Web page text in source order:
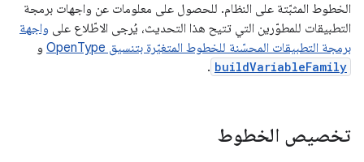
الخطوط المثبّتة على النظام. للحصول على معلومات عن واجهات برمجة
التطبيقات للمطوّرين التي تتيح هذا التحديث، يُرجى الاطّلاع على واجهة
برمجة التطبيقات المحسّنة للخطوط المتغيّرة بتنسيق OpenType
و
buildVariableFamily
.
تخصيص الخطوط